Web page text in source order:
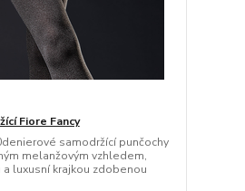
Fiore Fancy
samodržící punčochy
melanžovým vzhledem,
luxusní krajkou zdobenou